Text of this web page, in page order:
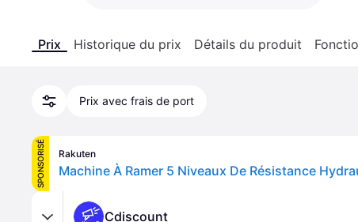
Prix Historique du prix Détails du produit
Prix avec frais de port
SPONSORISÉ Rakuten
Machine À Ramer 5 Niveaux De Résistance
Cdiscount